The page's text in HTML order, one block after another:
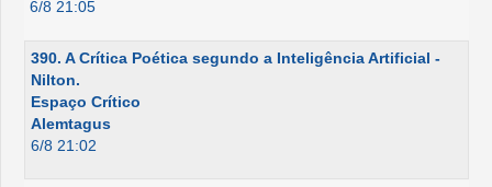
6/8 21:05
390. A Crítica Poética segundo a Inteligência Artificial -
Nilton.
Espaço Crítico
Alemtagus
6/8 21:02